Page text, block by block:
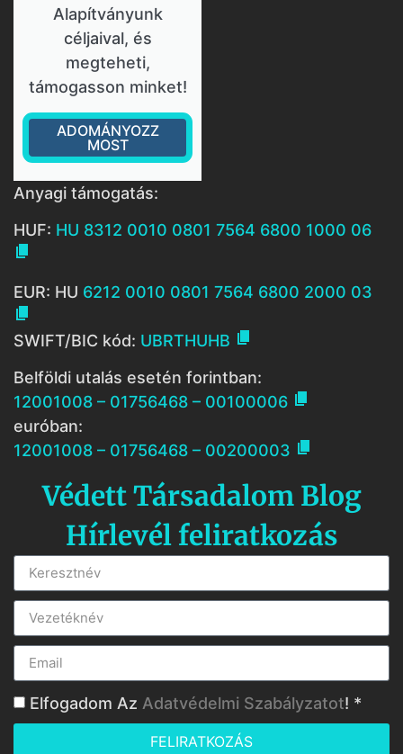
Alapítványunk
céljaival, és
megteheti,
támogasson minket!
ADOMÁNYOZZ
MOST
Anyagi támogatás:
HUF: HU 8312 0010 0801 7564 6800 1000 06

EUR: HU 6212 0010 0801 7564 6800 2000 03

SWIFT/BIC kód: UBRTHUHB 
Belföldi utalás esetén forintban:
12001008 – 01756468 – 00100006 
euróban:
12001008 – 01756468 – 00200003 
Védett Társadalom Blog
Hírlevél feliratkozás
Elfogadom Az Adatvédelmi Szabályzatot! *
FELIRATKOZÁS